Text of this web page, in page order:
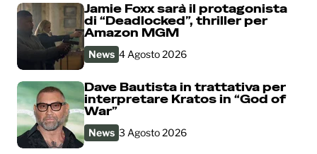
Jamie Foxx sarà il protagonista
di “Deadlocked”, thriller per
Amazon MGM
News 4 Agosto 2026
Dave Bautista in trattativa per
interpretare Kratos in “God of
War”
News 3 Agosto 2026